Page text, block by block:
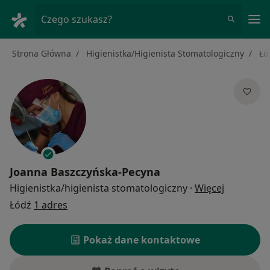
Czego szukasz?
Strona Główna Higienistka/Higienista Stomatologiczny
Joanna Baszczyńska-Pecyna
Higienistka/higienista stomatologiczny · Więcej
Łódź 1 adres
Pokaż dane kontaktowe